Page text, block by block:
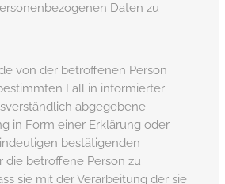
Daten zu
von der betroffenen Person
Fall in informierter
abgegebene
in Form einer Erklärung oder
bestätigenden
die betroffene Person zu
sie mit der Verarbeitung der sie